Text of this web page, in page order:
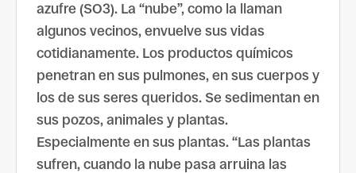
azufre (SO3). La “nube”, como la llaman
algunos vecinos, envuelve sus vidas
cotidianamente. Los productos químicos
penetran en sus pulmones, en sus cuerpos y
los de sus seres queridos. Se sedimentan en
sus pozos, animales y plantas.
Especialmente en sus plantas. “Las plantas
sufren, cuando la nube pasa arruina las